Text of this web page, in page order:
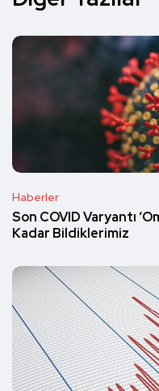
Haberler
Son COVID Varyantı
Kadar Bildiklerimiz